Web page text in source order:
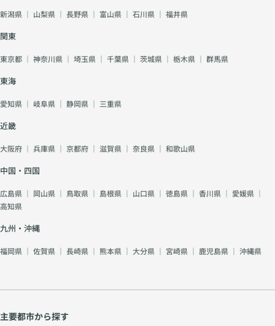
新潟県 ｜ 山梨県 ｜ 長野県 ｜ 富山県 ｜ 石川県 ｜ 福井県
関東
東京都 ｜ 神奈川県 ｜ 埼玉県 ｜ 千葉県 ｜ 茨城県 ｜ 栃木県 ｜ 群馬県
東海
愛知県 ｜ 岐阜県 ｜ 静岡県 ｜ 三重県
近畿
大阪府 ｜ 兵庫県 ｜ 京都府 ｜ 滋賀県 ｜ 奈良県 ｜ 和歌山県
中国・四国
広島県 ｜ 岡山県 ｜ 鳥取県 ｜ 島根県 ｜ 山口県 ｜ 徳島県 ｜ 香川県 ｜ 愛媛県 ｜
高知県
九州・沖縄
福岡県 ｜ 佐賀県 ｜ 長崎県 ｜ 熊本県 ｜ 大分県 ｜ 宮崎県 ｜ 鹿児島県 ｜ 沖縄県
主要都市から探す